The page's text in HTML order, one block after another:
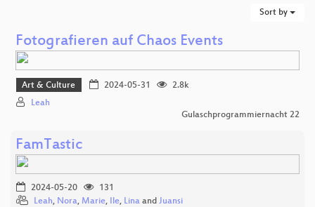
Sort by
Fotografieren auf Chaos Events
Art & Culture 2024-05-31
2.8k
Leah
Gulaschprogrammiernacht 22
FamTastic
2024-05-20
131
Leah, Nora, Marie, Ile, Lina and Juansi